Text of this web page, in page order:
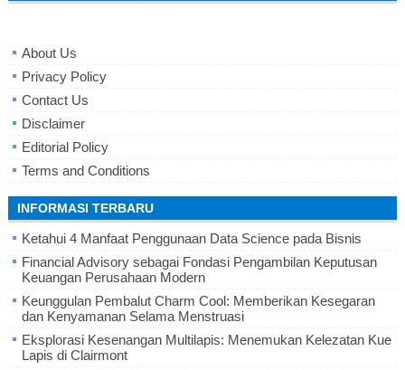
About Us
Privacy Policy
Contact Us
Disclaimer
Editorial Policy
Terms and Conditions
INFORMASI TERBARU
Ketahui 4 Manfaat Penggunaan Data Science pada Bisnis
Financial Advisory sebagai Fondasi Pengambilan Keputusan
Keuangan Perusahaan Modern
Keunggulan Pembalut Charm Cool: Memberikan Kesegaran
dan Kenyamanan Selama Menstruasi
Eksplorasi Kesenangan Multilapis: Menemukan Kelezatan Kue
Lapis di Clairmont